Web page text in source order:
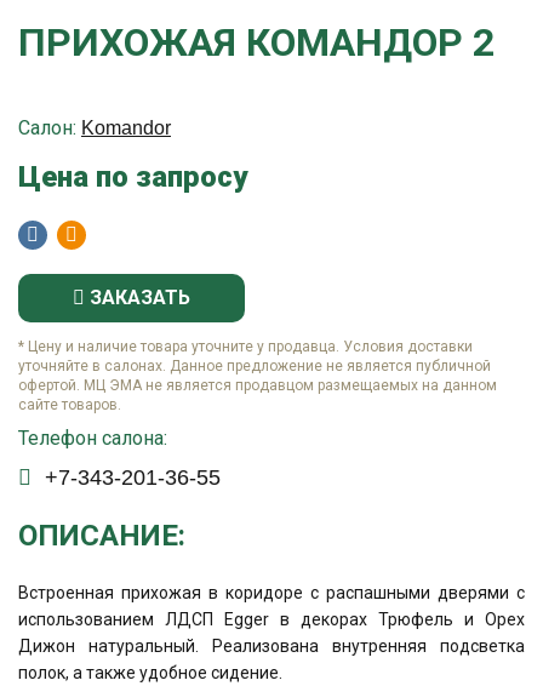
ПРИХОЖАЯ КОМАНДОР 2
Салон: Komandor
Цена по запросу
ЗАКАЗАТЬ
* Цену и наличие товара уточните у продавца. Условия доставки
уточняйте в салонах. Данное предложение не является публичной
офертой. МЦ ЭМА не является продавцом размещаемых на данном
сайте товаров.
Телефон салона:
+7-343-201-36-55
ОПИСАНИЕ:
Встроенная прихожая в коридоре с распашными дверями с
использованием ЛДСП Egger в декорах Трюфель и Орех
Дижон натуральный. Реализована внутренняя подсветка
полок, а также удобное сидение.